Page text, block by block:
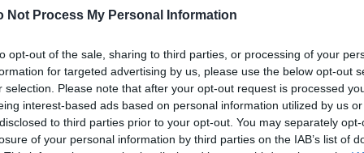
Not Process My Personal Information
opt-out of the sale, sharing to third parties, or processing of your
for targeted advertising by us, please use the below opt-out
selection. Please note that after your opt-out request is processed
interest-based ads based on personal information utilized by us
to third parties prior to your opt-out. You may separately
of your personal information by third parties on the IAB’s list of
spēkiem un ir liels prieks un gandarījums,
mūsu aicinājumam. Tagad, kad esam uzņēmuši